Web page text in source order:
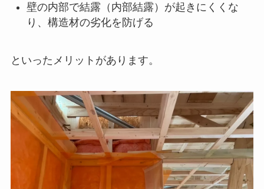
壁の内部で結露（内部結露）が起きにくくな
り、構造材の劣化を防げる
といったメリットがあります。